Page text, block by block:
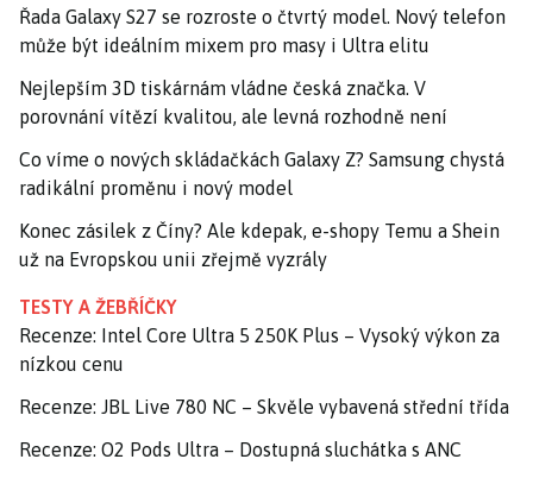
Řada Galaxy S27 se rozroste o čtvrtý model. Nový telefon
může být ideálním mixem pro masy i Ultra elitu
Nejlepším 3D tiskárnám vládne česká značka. V
porovnání vítězí kvalitou, ale levná rozhodně není
Co víme o nových skládačkách Galaxy Z? Samsung chystá
radikální proměnu i nový model
Konec zásilek z Číny? Ale kdepak, e-shopy Temu a Shein
už na Evropskou unii zřejmě vyzrály
TESTY A ŽEBŘÍČKY
Recenze: Intel Core Ultra 5 250K Plus – Vysoký výkon za
nízkou cenu
Recenze: JBL Live 780 NC – Skvěle vybavená střední třída
Recenze: O2 Pods Ultra – Dostupná sluchátka s ANC